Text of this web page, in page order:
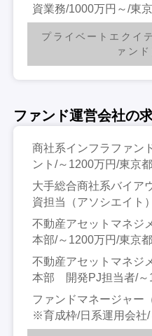
資業務/1000万円～/東
プライベートエクイ
ァン
ファンド運営会社の
商社系インフラファン
ント/～1200万円/東京都
大手総合商社系バイア
資担当（アソシエイト
不動産アセットマネジ
本部/～1200万円/東京都
不動産アセットマネジ
本部 開発PJ担当者/～
ファンドマネージャー
※育成枠/日系運用会社